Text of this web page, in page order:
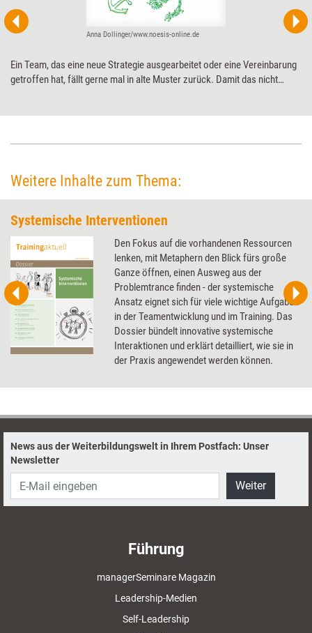
Anna Dollinger/www.noesis-online.de
Ein Team, das eine neue Strategie ausgearbeitet oder eine Vereinbarung
getroffen hat, fällt gerne mal in alte Muster zurück. Damit das nicht
Weitere Inhalte zum Thema:
Systemische Interventionen
Den Fokus auf die vorhandenen Ressourcen
lenken, mit Metaphern den Blick fürs große
Ganze öffnen, einen Ausweg aus der
Problemtrance finden - der systemische
Ansatz eignet sich für viele wichtige Aufgaben
in der Teamentwicklung und im Training. Das
Dossier bündelt innovative systemische
Interaktionen und erklärt detailliert, wie sie in
der Praxis angewendet werden können.
News aus der Weiterbildungswelt in Ihrem Postfach: Unser
Newsletter
Weiter
Führung
managerSeminare Magazin
Leadership-Medien
Self-Leadership